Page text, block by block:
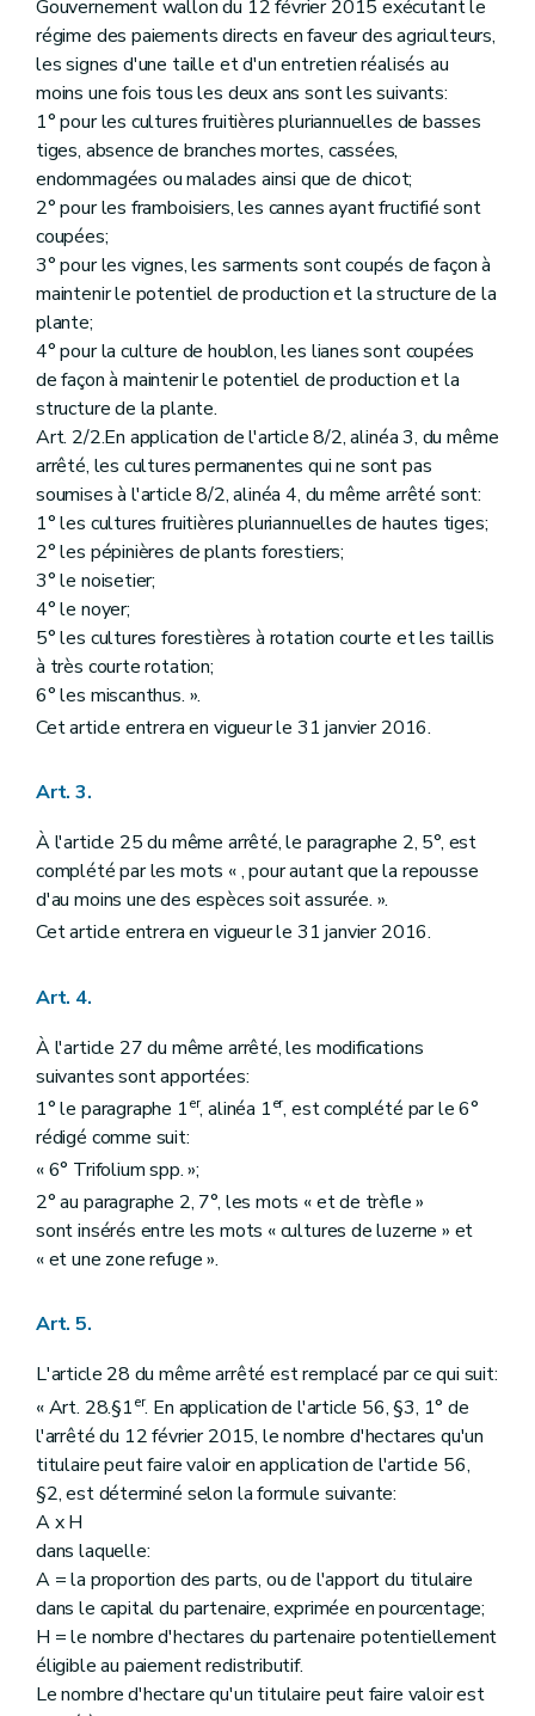
Gouvernement wallon du 12 février 2015 exécutant le
régime des paiements directs en faveur des agriculteurs,
les signes d'une taille et d'un entretien réalisés au
moins une fois tous les deux ans sont les suivants:
1° pour les cultures fruitières pluriannuelles de basses
tiges, absence de branches mortes, cassées,
endommagées ou malades ainsi que de chicot;
2° pour les framboisiers, les cannes ayant fructifié sont
coupées;
3° pour les vignes, les sarments sont coupés de façon à
maintenir le potentiel de production et la structure de la
plante;
4° pour la culture de houblon, les lianes sont coupées
de façon à maintenir le potentiel de production et la
structure de la plante.
Art. 2/2.En application de l'article 8/2, alinéa 3, du même
arrêté, les cultures permanentes qui ne sont pas
soumises à l'article 8/2, alinéa 4, du même arrêté sont:
1° les cultures fruitières pluriannuelles de hautes tiges;
2° les pépinières de plants forestiers;
3° le noisetier;
4° le noyer;
5° les cultures forestières à rotation courte et les taillis
à très courte rotation;
6° les miscanthus. ».
Cet article entrera en vigueur le 31 janvier 2016.
Art. 3.
À l'article 25 du même arrêté, le paragraphe 2, 5°, est
complété par les mots « , pour autant que la repousse
d'au moins une des espèces soit assurée. ».
Cet article entrera en vigueur le 31 janvier 2016.
Art. 4.
À l'article 27 du même arrêté, les modifications
suivantes sont apportées:
1° le paragraphe 1er, alinéa 1er, est complété par le 6°
rédigé comme suit:
« 6° Trifolium spp. »;
2° au paragraphe 2, 7°, les mots « et de trèfle »
sont insérés entre les mots « cultures de luzerne » et
« et une zone refuge ».
Art. 5.
L'article 28 du même arrêté est remplacé par ce qui suit:
« Art. 28.§1er. En application de l'article 56, §3, 1° de
l'arrêté du 12 février 2015, le nombre d'hectares qu'un
titulaire peut faire valoir en application de l'article 56,
§2, est déterminé selon la formule suivante:
A x H
dans laquelle:
A = la proportion des parts, ou de l'apport du titulaire
dans le capital du partenaire, exprimée en pourcentage;
H = le nombre d'hectares du partenaire potentiellement
éligible au paiement redistributif.
Le nombre d'hectare qu'un titulaire peut faire valoir est